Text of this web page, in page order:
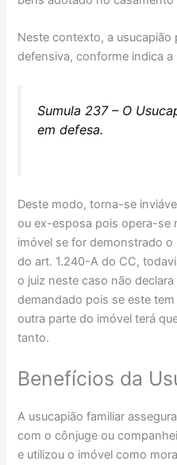
Neste contexto, a
defensiva, conforme indica a
Sumula 237 – O
em defesa.
Deste modo, torna-se
ou ex-esposa pois opera-se
imóvel se for demonstrado
do art. 1.240-A do CC,
o juiz neste caso não
demandado pois se este
outra parte do imóvel terá
tanto.
Benefícios da
A usucapião familiar
com o cônjuge ou
e utilizou o imóvel como